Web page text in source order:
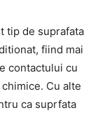
tip de suprafata
fiind mai
contactului cu
Cu alte
ca suprfata